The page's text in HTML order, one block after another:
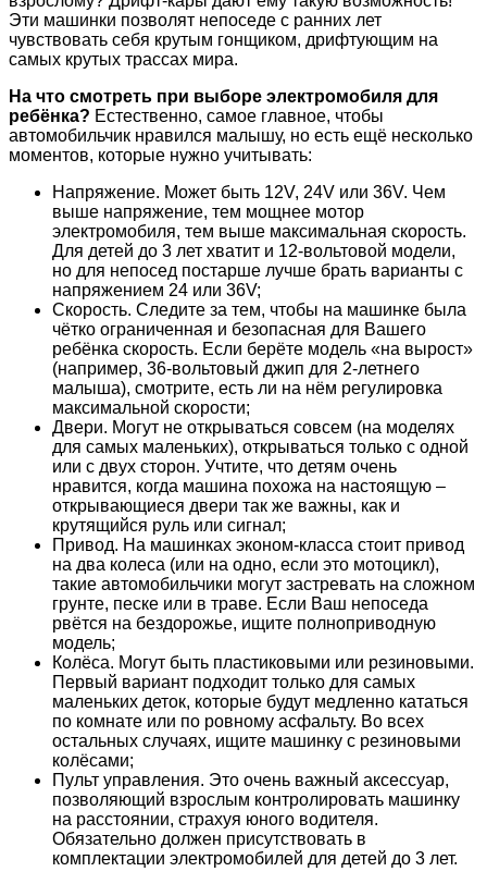
Эти машинки позволят непоседе с ранних лет
чувствовать себя крутым гонщиком, дрифтующим на
самых крутых трассах мира.
На что смотреть при выборе электромобиля для
ребёнка? Естественно, самое главное, чтобы
автомобильчик нравился малышу, но есть ещё несколько
моментов, которые нужно учитывать:
Напряжение. Может быть 12V, 24V или 36V. Чем
выше напряжение, тем мощнее мотор
электромобиля, тем выше максимальная скорость.
Для детей до 3 лет хватит и 12-вольтовой модели,
но для непосед постарше лучше брать варианты с
напряжением 24 или 36V;
Скорость. Следите за тем, чтобы на машинке была
чётко ограниченная и безопасная для Вашего
ребёнка скорость. Если берёте модель «на вырост»
(например, 36-вольтовый джип для 2-летнего
малыша), смотрите, есть ли на нём регулировка
максимальной скорости;
Двери. Могут не открываться совсем (на моделях
для самых маленьких), открываться только с одной
или с двух сторон. Учтите, что детям очень
нравится, когда машина похожа на настоящую –
открывающиеся двери так же важны, как и
крутящийся руль или сигнал;
Привод. На машинках эконом-класса стоит привод
на два колеса (или на одно, если это мотоцикл),
такие автомобильчики могут застревать на сложном
грунте, песке или в траве. Если Ваш непоседа
рвётся на бездорожье, ищите полноприводную
модель;
Колёса. Могут быть пластиковыми или резиновыми.
Первый вариант подходит только для самых
маленьких деток, которые будут медленно кататься
по комнате или по ровному асфальту. Во всех
остальных случаях, ищите машинку с резиновыми
колёсами;
Пульт управления. Это очень важный аксессуар,
позволяющий взрослым контролировать машинку
на расстоянии, страхуя юного водителя.
Обязательно должен присутствовать в
комплектации электромобилей для детей до 3 лет.